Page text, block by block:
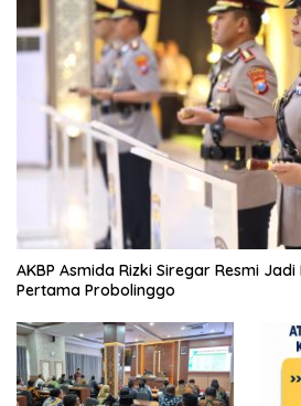
AKBP Asmida Rizki Siregar Resmi
Pertama Probolinggo